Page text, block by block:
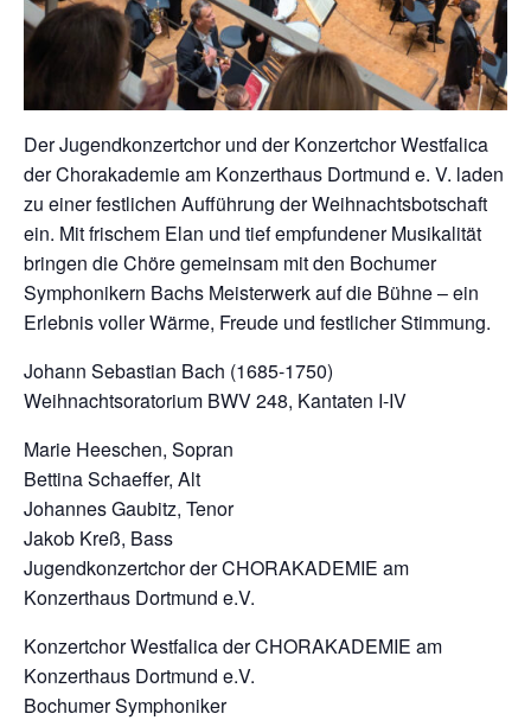
Der Jugendkonzertchor und der Konzertchor Westfalica
der Chorakademie am Konzerthaus Dortmund e. V. laden
zu einer festlichen Aufführung der Weihnachtsbotschaft
ein. Mit frischem Elan und tief empfundener Musikalität
bringen die Chöre gemeinsam mit den Bochumer
Symphonikern Bachs Meisterwerk auf die Bühne – ein
Erlebnis voller Wärme, Freude und festlicher Stimmung.
Johann Sebastian Bach (1685-1750)
Weihnachtsoratorium BWV 248, Kantaten I-IV
Marie Heeschen, Sopran
Bettina Schaeffer, Alt
Johannes Gaubitz, Tenor
Jakob Kreß, Bass
Jugendkonzertchor der CHORAKADEMIE am
Konzerthaus Dortmund e.V.
Konzertchor Westfalica der CHORAKADEMIE am
Konzerthaus Dortmund e.V.
Bochumer Symphoniker